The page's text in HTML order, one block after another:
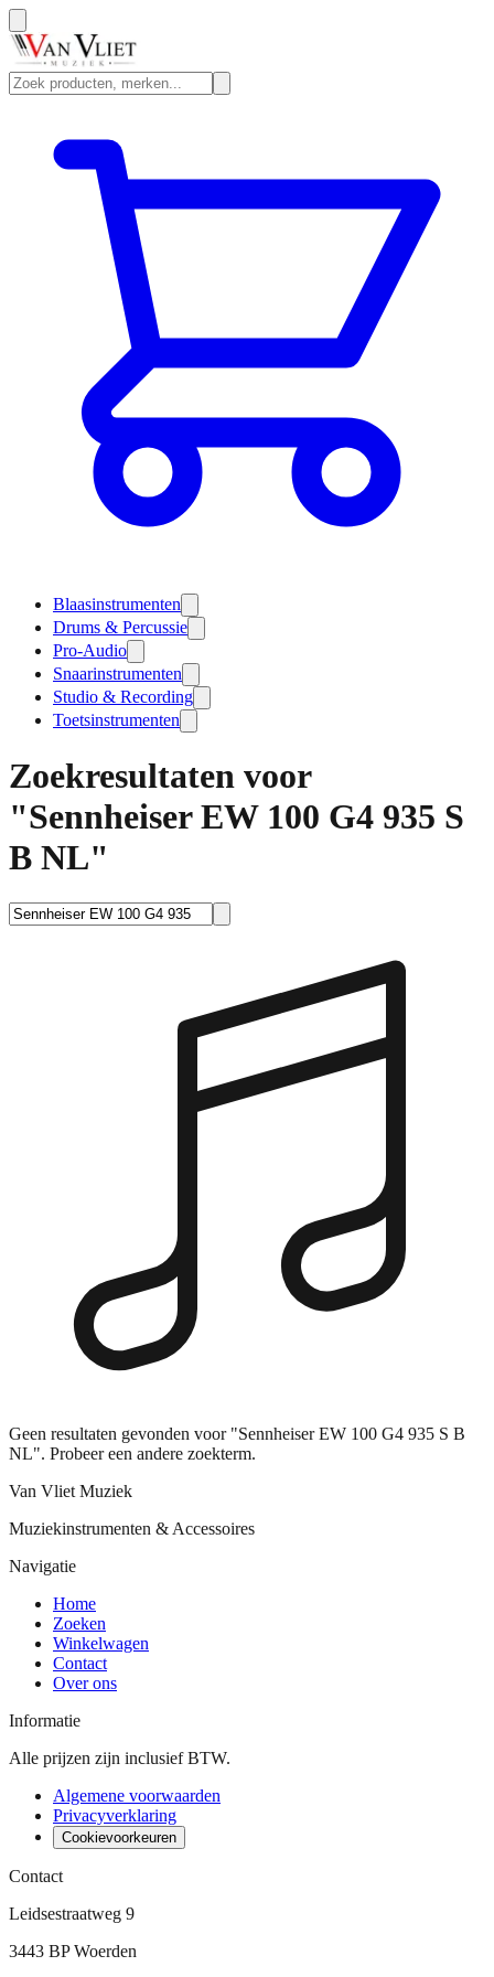
Blaasinstrumenten
Drums & Percussie
Pro-Audio
Snaarinstrumenten
Studio & Recording
Toetsinstrumenten
Zoekresultaten voor
"Sennheiser EW 100 G4 935 S
B NL"
Geen resultaten gevonden voor "Sennheiser EW 100 G4 935 S B
NL". Probeer een andere zoekterm.
Van Vliet Muziek
Muziekinstrumenten & Accessoires
Navigatie
Home
Zoeken
Winkelwagen
Contact
Over ons
Informatie
Alle prijzen zijn inclusief BTW.
Algemene voorwaarden
Privacyverklaring
Cookievoorkeuren
Contact
Leidsestraatweg 9
3443 BP Woerden